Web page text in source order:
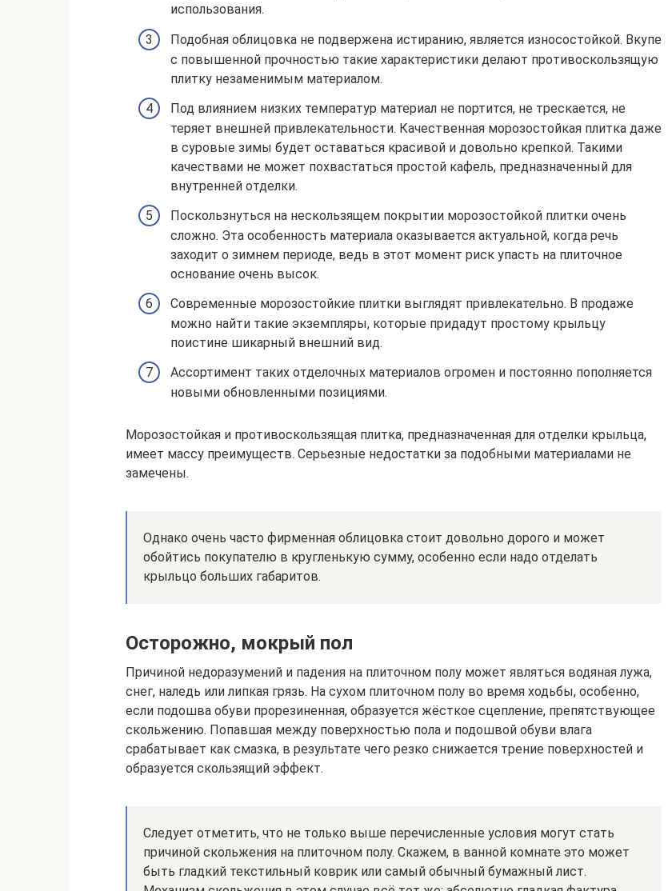
использования.
Подобная облицовка не подвержена истиранию, является износостойкой. Вкупе
с повышенной прочностью такие характеристики делают противоскользящую
плитку незаменимым материалом.
Под влиянием низких температур материал не портится, не трескается, не
теряет внешней привлекательности. Качественная морозостойкая плитка даже
в суровые зимы будет оставаться красивой и довольно крепкой. Такими
качествами не может похвастаться простой кафель, предназначенный для
внутренней отделки.
Поскользнуться на нескользящем покрытии морозостойкой плитки очень
сложно. Эта особенность материала оказывается актуальной, когда речь
заходит о зимнем периоде, ведь в этот момент риск упасть на плиточное
основание очень высок.
Современные морозостойкие плитки выглядят привлекательно. В продаже
можно найти такие экземпляры, которые придадут простому крыльцу
поистине шикарный внешний вид.
Ассортимент таких отделочных материалов огромен и постоянно пополняется
новыми обновленными позициями.
Морозостойкая и противоскользящая плитка, предназначенная для отделки крыльца,
имеет массу преимуществ. Серьезные недостатки за подобными материалами не
замечены.
Однако очень часто фирменная облицовка стоит довольно дорого и может
обойтись покупателю в кругленькую сумму, особенно если надо отделать
крыльцо больших габаритов.
Осторожно, мокрый пол
Причиной недоразумений и падения на плиточном полу может являться водяная лужа,
снег, наледь или липкая грязь. На сухом плиточном полу во время ходьбы, особенно,
если подошва обуви прорезиненная, образуется жёсткое сцепление, препятствующее
скольжению. Попавшая между поверхностью пола и подошвой обуви влага
срабатывает как смазка, в результате чего резко снижается трение поверхностей и
образуется скользящий эффект.
Следует отметить, что не только выше перечисленные условия могут стать
причиной скольжения на плиточном полу. Скажем, в ванной комнате это может
быть гладкий текстильный коврик или самый обычный бумажный лист.